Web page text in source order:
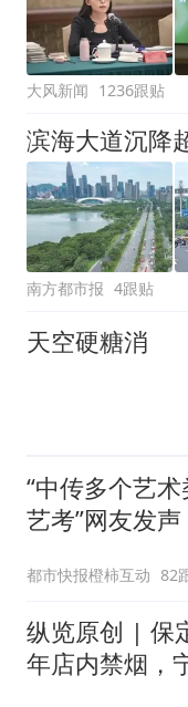
大风新闻 1236跟贴
南方都市报 4跟贴
天空硬糖消
“中传多个艺
艺考”网友发声
都市快报橙柿互动 82
纵览原创 | 保
年店内禁烟，